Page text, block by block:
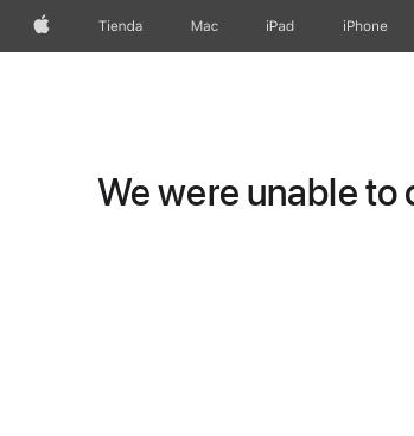
AppleTienda Mac iPad iPhone
We were unable to